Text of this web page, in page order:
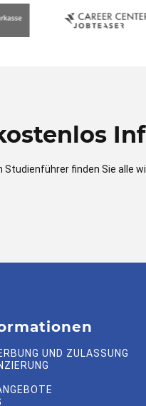
Studienführer finden Sie alle
UND ZULASSUNG